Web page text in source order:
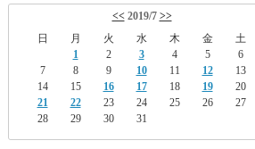
<<2019/7 >>
日
月 火 水 木 金
土
1
2 3 4 5
6
7
8 9 10 11 12
13
14
15 16 17 18 19
20
21
22 23 24 25 26
27
28
29 30 31